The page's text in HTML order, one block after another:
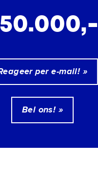
per e-mail! »
Bel ons! »